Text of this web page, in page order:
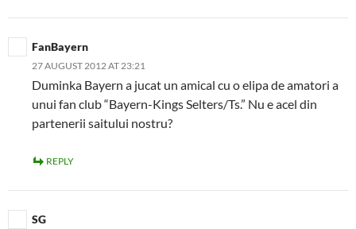
FanBayern
27 AUGUST 2012 AT 23:21
Duminka Bayern a jucat un amical cu o elipa de amatori a
unui fan club “Bayern-Kings Selters/Ts.” Nu e acel din
partenerii saitului nostru?
REPLY
SG